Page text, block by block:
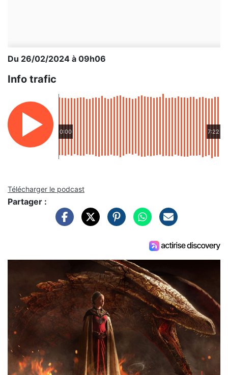
Du 26/02/2024 à 09h06
Info trafic
0:00 7:22
Télécharger le podcast
Partager :